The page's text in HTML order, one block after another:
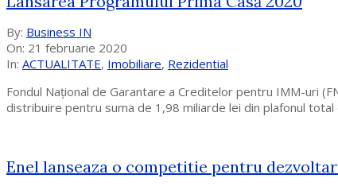
2020-
02-
21
By: Business IN
On: 21 februarie 2020
In: ACTUALITATE, Imobiliare, Rezidential
Fondul Național de Garantare a Creditelor pentru IMM-uri
distribuire pentru suma de 1,98 miliarde lei din plafonul
Enel lanseaza o competitie pentru